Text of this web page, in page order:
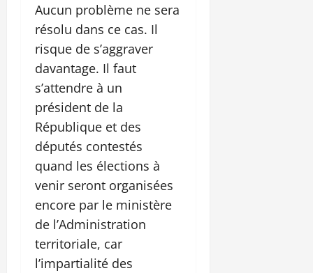
Aucun problème ne sera
résolu dans ce cas. Il
risque de s’aggraver
davantage. Il faut
s’attendre à un
président de la
République et des
députés contestés
quand les élections à
venir seront organisées
encore par le ministère
de l’Administration
territoriale, car
l’impartialité des